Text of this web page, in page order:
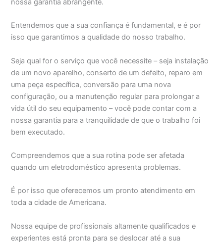
nossa garantia abrangente.
Entendemos que a sua confiança é fundamental, e é por
isso que garantimos a qualidade do nosso trabalho.
Seja qual for o serviço que você necessite – seja instalação
de um novo aparelho, conserto de um defeito, reparo em
uma peça específica, conversão para uma nova
configuração, ou a manutenção regular para prolongar a
vida útil do seu equipamento – você pode contar com a
nossa garantia para a tranquilidade de que o trabalho foi
bem executado.
Compreendemos que a sua rotina pode ser afetada
quando um eletrodoméstico apresenta problemas.
É por isso que oferecemos um pronto atendimento em
toda a cidade de Americana.
Nossa equipe de profissionais altamente qualificados e
experientes está pronta para se deslocar até a sua